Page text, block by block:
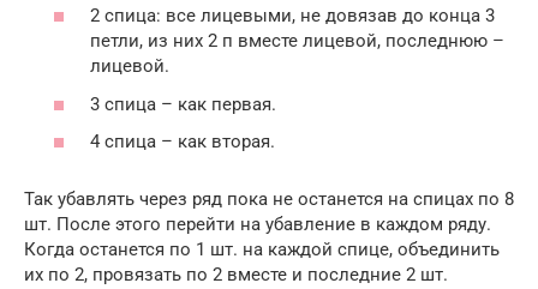
2 спица: все лицевыми, не довязав до конца 3
петли, из них 2 п вместе лицевой, последнюю –
лицевой.
3 спица – как первая.
4 спица – как вторая.
Так убавлять через ряд пока не останется на спицах по 8
шт. После этого перейти на убавление в каждом ряду.
Когда останется по 1 шт. на каждой спице, объединить
их по 2, провязать по 2 вместе и последние 2 шт.